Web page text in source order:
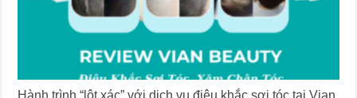
Hành trình “lột xác” với dịch vụ điêu khắc sợi tóc tại Vian